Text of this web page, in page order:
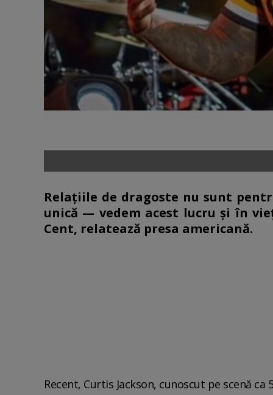
Relațiile de dragoste nu sunt
unică — vedem acest lucru și în
Cent, relatează presa americană.
Recent, Curtis Jackson, cunoscut pe scenă